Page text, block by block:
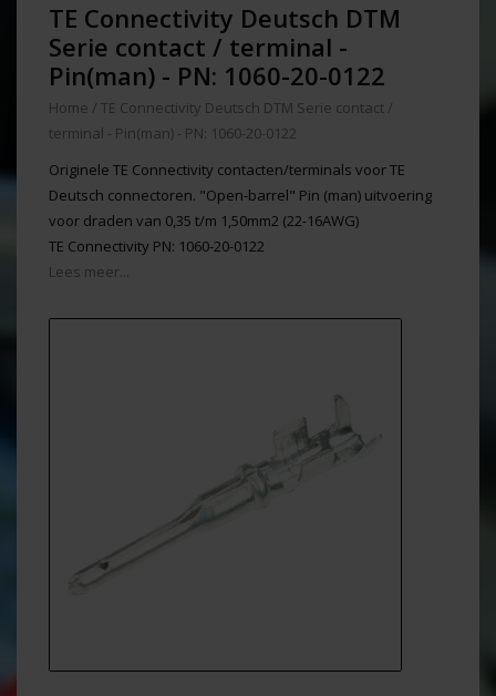
TE Connectivity Deutsch DTM
Serie contact / terminal -
Pin(man) - PN: 1060-20-0122
Home / TE Connectivity Deutsch DTM Serie contact /
terminal - Pin(man) - PN: 1060-20-0122
Originele TE Connectivity contacten/terminals voor TE
Deutsch connectoren. "Open-barrel" Pin (man) uitvoering
voor draden van 0,35 t/m 1,50mm2 (22-16AWG)
TE Connectivity PN: 1060-20-0122
Lees meer...